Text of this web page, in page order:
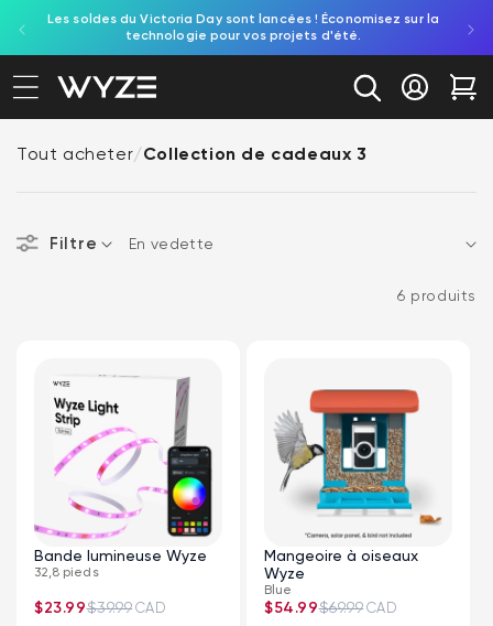
au contenu
d'accessibilité
Les soldes du Victoria Day sont lancées ! Économisez sur la
technologie pour vos projets d'été.
Se
Tout acheter/Collection de cadeaux 3
Filtre
Trier par
6 produits
Bande lumineuse Wyze
32,8 pieds
$23.99$39.99 CAD
Mangeoire à oiseaux
Wyze
Blue
$54.99$69.99 CAD